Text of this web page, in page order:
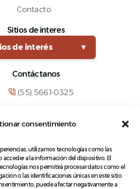
consentimiento
utilizamos tecnologías como las
acceder a la información del dispositivo. El
nos permitirá procesar datos como el
o las identificaciones únicas en este sitio.
puede afectar negativamente a
Contacto
Sitios de interes
de interés
▼
Contáctanos
(55) 5661-0325
Contreras 133, Cuauhtémoc,